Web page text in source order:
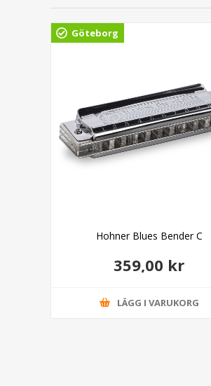
Göteborg
Hohner Blues Bender C
359,00 kr
LÄGG I VARUKORG